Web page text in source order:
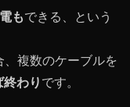
もできる、という
複数のケーブルを
わり です。